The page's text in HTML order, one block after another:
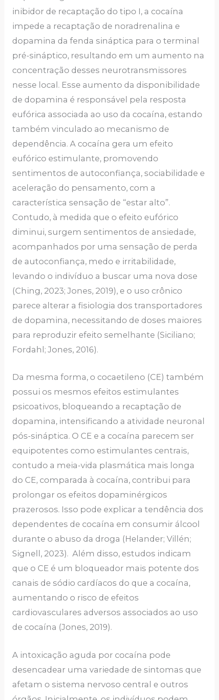
inibidor de recaptação do tipo I, a cocaína
impede a recaptação de noradrenalina e
dopamina da fenda sináptica para o terminal
pré-sináptico, resultando em um aumento na
concentração desses neurotransmissores
nesse local. Esse aumento da disponibilidade
de dopamina é responsável pela resposta
eufórica associada ao uso da cocaína, estando
também vinculado ao mecanismo de
dependência. A cocaína gera um efeito
eufórico estimulante, promovendo
sentimentos de autoconfiança, sociabilidade e
aceleração do pensamento, com a
característica sensação de “estar alto”.
Contudo, à medida que o efeito eufórico
diminui, surgem sentimentos de ansiedade,
acompanhados por uma sensação de perda
de autoconfiança, medo e irritabilidade,
levando o indivíduo a buscar uma nova dose
(Ching, 2023; Jones, 2019), e o uso crônico
parece alterar a fisiologia dos transportadores
de dopamina, necessitando de doses maiores
para reproduzir efeito semelhante (Siciliano;
Fordahl; Jones, 2016).
Da mesma forma, o cocaetileno (CE) também
possui os mesmos efeitos estimulantes
psicoativos, bloqueando a recaptação de
dopamina, intensificando a atividade neuronal
pós-sináptica. O CE e a cocaína parecem ser
equipotentes como estimulantes centrais,
contudo a meia-vida plasmática mais longa
do CE, comparada à cocaína, contribui para
prolongar os efeitos dopaminérgicos
prazerosos. Isso pode explicar a tendência dos
dependentes de cocaína em consumir álcool
durante o abuso da droga (Helander; Villén;
Signell, 2023). Além disso, estudos indicam
que o CE é um bloqueador mais potente dos
canais de sódio cardíacos do que a cocaína,
aumentando o risco de efeitos
cardiovasculares adversos associados ao uso
de cocaína (Jones, 2019).
A intoxicação aguda por cocaína pode
desencadear uma variedade de sintomas que
afetam o sistema nervoso central e outros